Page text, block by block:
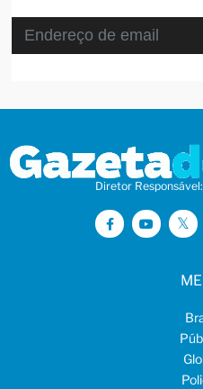
Diretor Responsável: